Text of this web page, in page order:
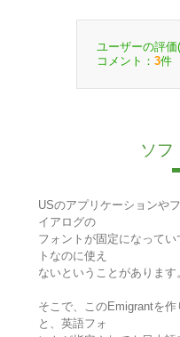
ユーザーの評価(
コメント： 3件
ソフ
USのアプリケーションや
イアログの
フォントが固定になって
トなのに使え
ないということがあります
そこで、このEmigrantを
と、英語フォ